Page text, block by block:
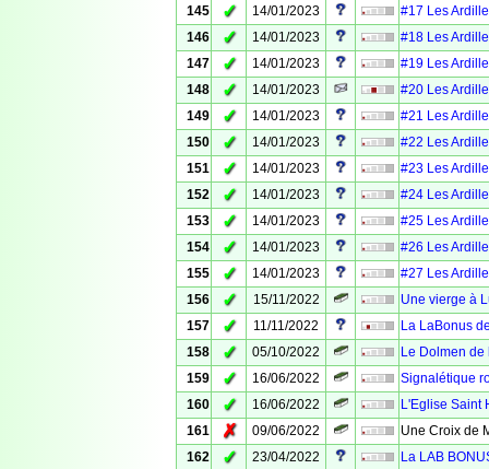
145
✓ 14/01/2023
#17 Les
146
✓ 14/01/2023
#18 Les
147
✓ 14/01/2023
#19 Les
148
✓ 14/01/2023
#20 Les
149
✓ 14/01/2023
#21 Les
150
✓ 14/01/2023
#22 Les
151
✓ 14/01/2023
#23 Les
152
✓ 14/01/2023
#24 Les
153
✓ 14/01/2023
#25 Les
154
✓ 14/01/2023
#26 Les
155
✓ 14/01/2023
#27 Les
156
✓ 15/11/2022
Une vierge à
157
✓ 11/11/2022
La LaBonus
158
✓ 05/10/2022
Le Dolmen
159
✓ 16/06/2022
Signalétique
160
✓ 16/06/2022
L'Eglise Saint
161
✗ 09/06/2022
Une Croix de
162
✓ 23/04/2022
La LAB